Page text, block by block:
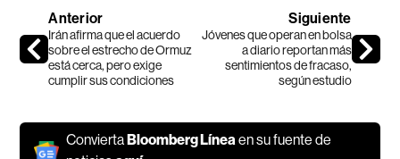
Anterior
Irán afirma que el acuerdo
sobre el estrecho de Ormuz
está cerca, pero exige
cumplir sus condiciones
Siguiente
Jóvenes que operan en bolsa
a diario reportan más
sentimientos de fracaso,
según estudio
Convierta Bloomberg Líneaen su fuente de